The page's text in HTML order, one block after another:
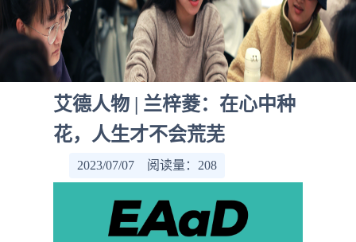
艾德人物 | 兰梓菱：在心中种
花，人生才不会荒芜
2023/07/07 阅读量： 208